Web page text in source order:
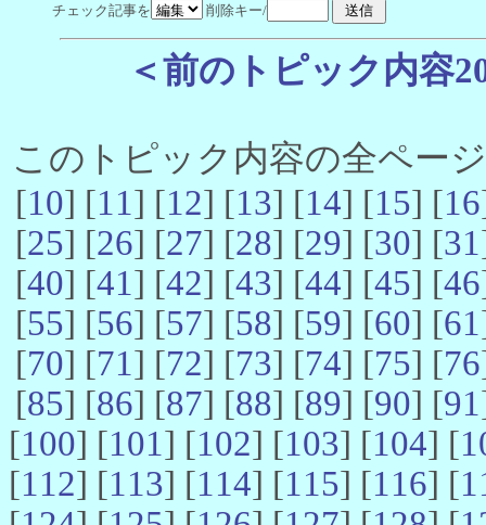
チェック記事を 削除キー/
＜前のトピック内容
このトピック内容の全ペー
[10] [11] [12] [13] [14] [15] [16
[25] [26] [27] [28] [29] [30] [31
[40] [41] [42] [43] [44] [45] [46
[55] [56] [57] [58] [59] [60] [61
[70] [71] [72] [73] [74] [75] [76
[85] [86] [87] [88] [89] [90] [91
[100] [101] [102] [103] [104] [
[112] [113] [114] [115] [116] [